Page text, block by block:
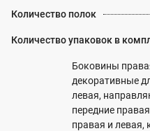
Количество полок
Количество упаковок в
Боковины
декоративные
левая,
передние
правая и левая,